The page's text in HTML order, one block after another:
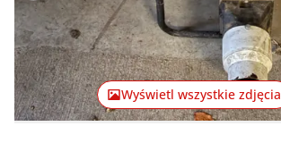
Wyświetl wszystkie zdjęcia